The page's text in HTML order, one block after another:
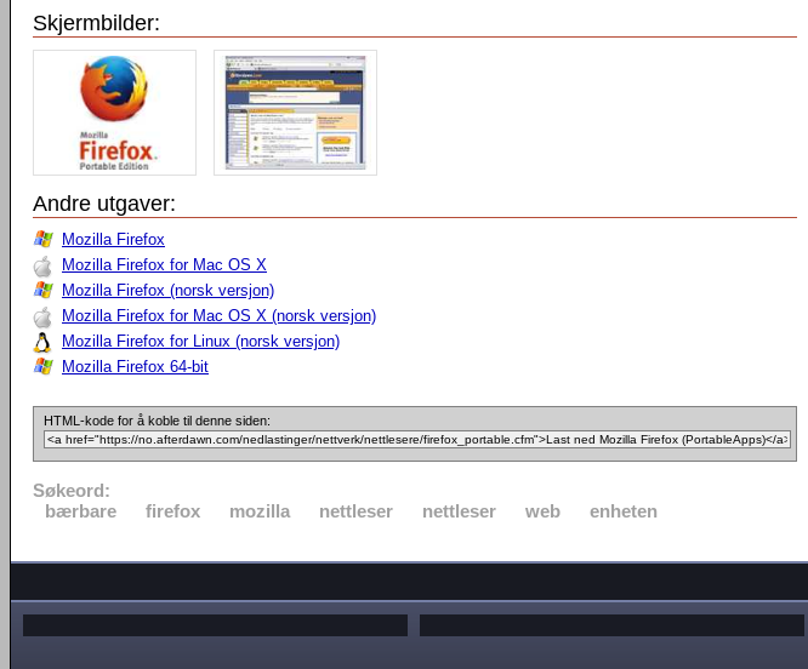
Skjermbilder:
Andre utgaver:
Mozilla Firefox
Mozilla Firefox for Mac OS X
Mozilla Firefox (norsk versjon)
Mozilla Firefox for Mac OS X (norsk versjon)
Mozilla Firefox for Linux (norsk versjon)
Mozilla Firefox 64-bit
HTML-kode for å koble til denne siden:
Søkeord:
bærbare
firefox mozilla nettleser nettleser web enheten